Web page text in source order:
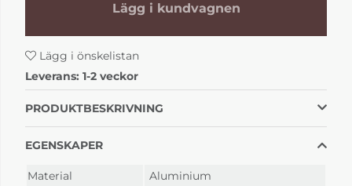
Lägg i kundvagnen
Lägg i önskelistan
Leverans: 1-2 veckor
PRODUKTBESKRIVNING
EGENSKAPER
Material
Aluminium